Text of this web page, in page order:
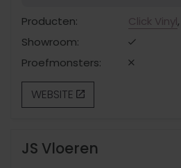
Producten:
Click Vinyl,
Showroom:
Proefmonsters:
WEBSITE
JS Vloeren